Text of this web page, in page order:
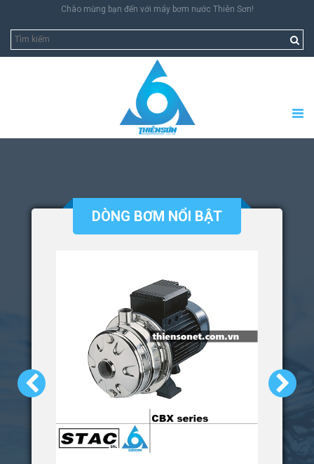
Chào mừng bạn đến với máy bơm nước Thiên Sơn!
DÒNG BƠM NỔI BẬT